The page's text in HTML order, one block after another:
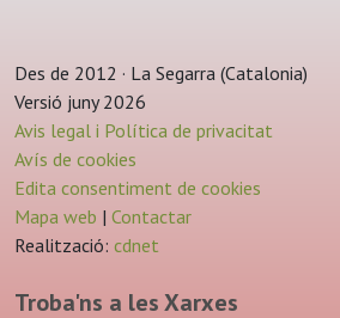
Des de 2012 · La Segarra (Catalonia)
Versió juny 2026
Avis legal i Política de privacitat
Avís de cookies
Edita consentiment de cookies
Mapa web | Contactar
Realització: cdnet
Troba'ns a les Xarxes